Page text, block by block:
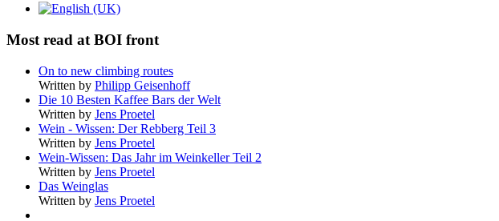
Most read at BOI front
On to new climbing routes
Written by Philipp Geisenhoff
Die 10 Besten Kaffee Bars der Welt
Written by Jens Proetel
Wein - Wissen: Der Rebberg Teil 3
Written by Jens Proetel
Wein-Wissen: Das Jahr im Weinkeller Teil 2
Written by Jens Proetel
Das Weinglas
Written by Jens Proetel